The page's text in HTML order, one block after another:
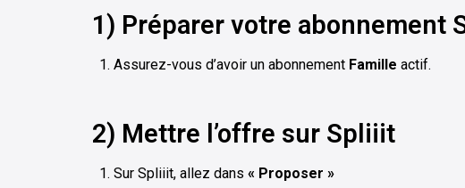
1) Préparer votre abonnement
Assurez-vous d’avoir un abonnement Famille actif.
2) Mettre l’offre sur Spliiit
Sur Spliiit, allez dans « Proposer »